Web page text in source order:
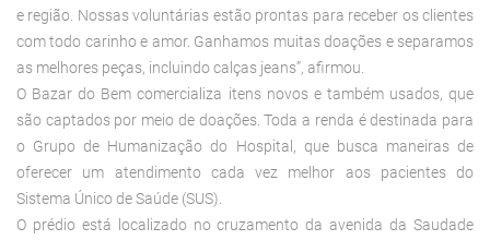
e região. Nossas voluntárias estão prontas para receber os clientes
com todo carinho e amor. Ganhamos muitas doações e separamos
as melhores peças, incluindo calças jeans”, afirmou.
O Bazar do Bem comercializa itens novos e também usados, que
são captados por meio de doações. Toda a renda é destinada para
o Grupo de Humanização do Hospital, que busca maneiras de
oferecer um atendimento cada vez melhor aos pacientes do
Sistema Único de Saúde (SUS).
O prédio está localizado no cruzamento da avenida da Saudade